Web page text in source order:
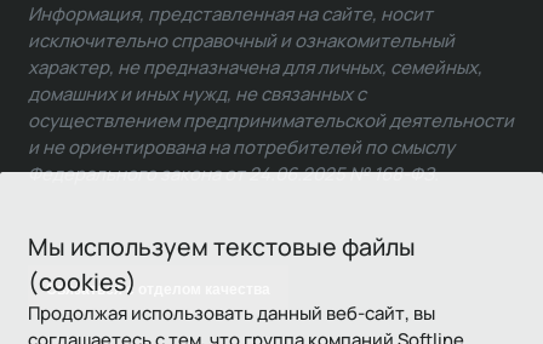
Мы используем текстовые файлы
(cookies)
Продолжая использовать данный веб-сайт, вы
соглашаетесь с тем, что группа компаний Softline
Связаться с отделом качества
Информация, представленная на сайте, носит
исключительно справочный и ознакомительный
характер, не предназначена для личных, семейных,
домашних и иных нужд, не связанных с
осуществлением предпринимательской деятельности
и не ориентирована на потребителей по смыслу
Федерального закона от 24.06.2025 № 168-ФЗ.